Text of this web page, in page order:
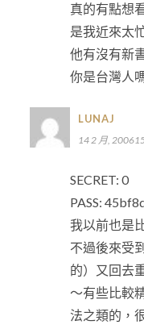
真的有點想
是我近來太
他有沒有新
你是台灣人
LUNAJ
14 2 月,
SECRET: 0
PASS:
我以前也是
不過後來受
的）又回去
～有些比較
法之類的，